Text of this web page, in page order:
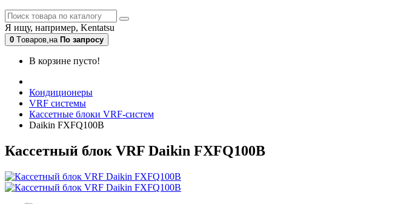
Я ищу, например, Kentatsu
0 Tоваров,на По запросу
В корзине пусто!
Кондиционеры
VRF системы
Кассетные блоки VRF-систем
Daikin FXFQ100B
Кассетный блок VRF Daikin FXFQ100B